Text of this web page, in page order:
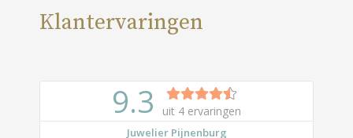
Klantervaringen